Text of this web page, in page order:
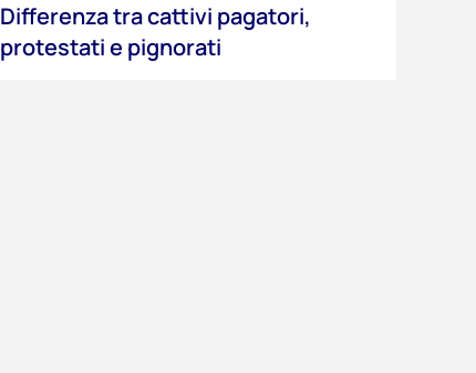
Differenza tra cattivi pagatori,
protestati e pignorati